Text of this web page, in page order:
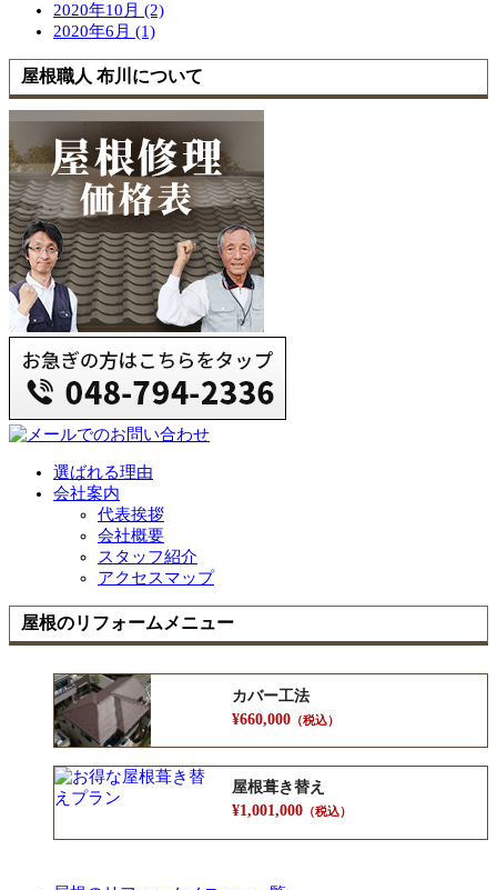
2020年10月 (2)
2020年6月 (1)
屋根職人 布川について
選ばれる理由
会社案内
代表挨拶
会社概要
スタッフ紹介
アクセスマップ
屋根のリフォームメニュー
カバー工法
¥660,000（税込）
屋根葺き替え
¥1,001,000（税込）